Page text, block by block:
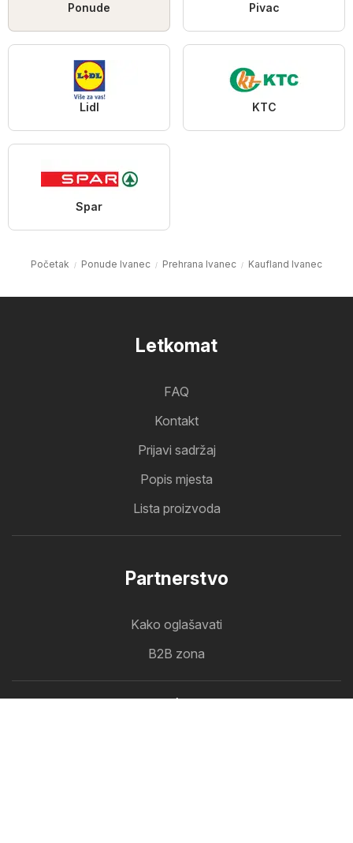
Ponude Pivac
Lidl KTC
Spar
Početak Ponude Ivanec Prehrana Ivanec Kaufland Ivanec
Letkomat
FAQ
Kontakt
Prijavi sadržaj
Popis mjesta
Lista proizvoda
Partnerstvo
Kako oglašavati
B2B zona